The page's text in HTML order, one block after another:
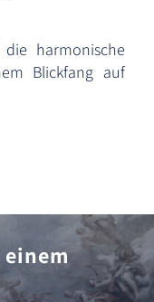
harmonische
Blickfang auf
einem